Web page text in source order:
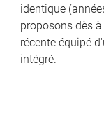
identique
proposons dès
récente équipé
intégré.